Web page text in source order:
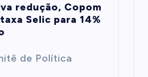
redução, Copom
Selic para 14%
de Política